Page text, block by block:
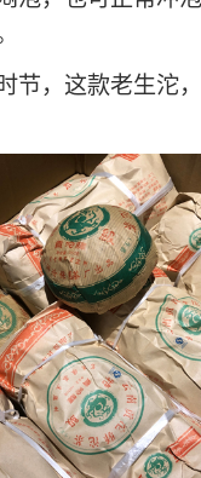
节，这款老生沱